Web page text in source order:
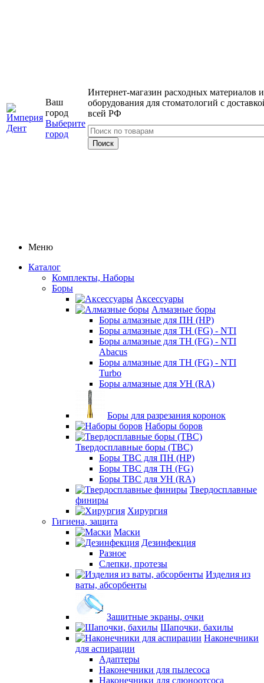
Ваш
город
Выберите
город
Интернет-магазин расходных материалов и
оборудования для стоматологий с
всей РФ
Меню
Каталог
Комплекты, Наборы
Боры
Аксессуары
Алмазные боры
Боры алмазные для ПН (HP)
Боры алмазные для ТН (FG) - NTI
Боры алмазные для ТН (FG) - NTI
Abacus
Боры алмазные для ТН (FG) - NTI
Turbo
Боры алмазные для УН (RA)
Боры для разрезания коронок
Наборы боров
Твердосплавные боры (ТВС)
Боры ТВС для ПН (HP)
Боры ТВС для ТН (FG)
Боры ТВС для УН (RA)
Твердосплавные
финиры
Хирургия
Гигиена, защита
Маски
Дезинфекция
Разное
Слепки, протезы
Изделия из
ваты, абсорбенты
Защитные экраны, очки
Шапочки, бахилы
Наконечники
для аспирации
Адаптеры
Наконечники для пылесоса
Наконечники для слюноотсоса